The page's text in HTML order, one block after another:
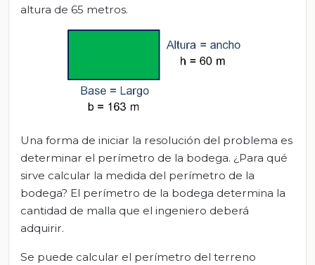
altura de 65 metros.
Una forma de iniciar la resolución del problema es
determinar el perímetro de la bodega. ¿Para qué
sirve calcular la medida del perímetro de la
bodega? El perímetro de la bodega determina la
cantidad de malla que el ingeniero deberá
adquirir.
Se puede calcular el perímetro del terreno